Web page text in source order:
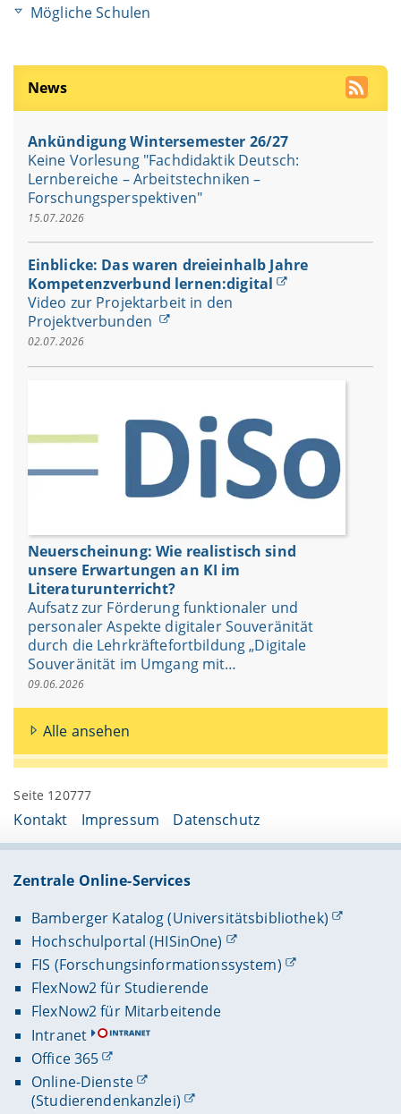
Mögliche Schulen
News
Ankündigung Wintersemester 26/27
Keine Vorlesung "Fachdidaktik Deutsch:
Lernbereiche – Arbeitstechniken –
Forschungsperspektiven"
15.07.2026
Einblicke: Das waren dreieinhalb Jahre
Kompetenzverbund lernen:digital
Video zur Projektarbeit in den
Projektverbunden
02.07.2026
Neuerscheinung: Wie realistisch sind
unsere Erwartungen an KI im
Literaturunterricht?
Aufsatz zur Förderung funktionaler und
personaler Aspekte digitaler Souveränität
durch die Lehrkräftefortbildung „Digitale
Souveränität im Umgang mit…
09.06.2026
Alle ansehen
Seite 120777
Kontakt Impressum Datenschutz
Zentrale Online-Services
Bamberger Katalog (Universitätsbibliothek)
Hochschulportal (HISinOne)
FIS (Forschungsinformationssystem)
FlexNow2 für Studierende
FlexNow2 für Mitarbeitende
Intranet
Office 365
Online-Dienste
(Studierendenkanzlei)